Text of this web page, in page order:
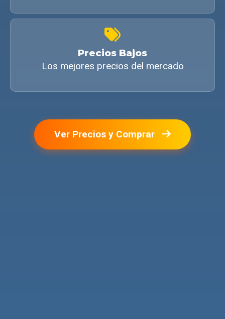
Precios Bajos
Los mejores precios del mercado
Ver Precios y Comprar